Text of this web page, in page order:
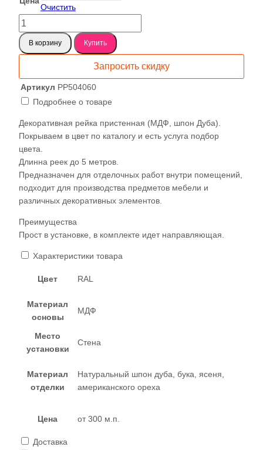
Очистить
Количество
товара
Декоративная
рейка
50✕40
(40х50х40)
В корзину Купить
Запросить скидку
Артикул РР504060
Подробнее о товаре
Декоративная рейка пристенная (МДФ, шпон Дуба).
Покрываем в цвет по каталогу и есть услуга подбор
цвета.
Длинна реек до 5 метров.
Предназначен для отделочных работ внутри помещений,
подходит для производства предметов мебели и
различных декоративных элементов.
Преимущества
Прост в установке, в комплекте идет направляющая.
Характеристики товара
Цвет RAL
Материал
основы
МДФ
Место
установки
Стена
Материал
отделки
Натуральный шпон дуба, бука, ясеня,
американского ореха
Цена от 300 м.п.
Доставка